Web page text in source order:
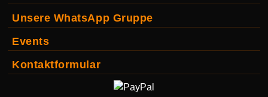
Unsere WhatsApp Gruppe
Events
Kontaktformular